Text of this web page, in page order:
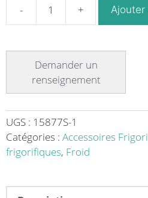
quantité
à
papier
horizontale1
sur
Ajouter
UGS : 15877S-1
Catégories : Accessoires
frigorifiques, Froid